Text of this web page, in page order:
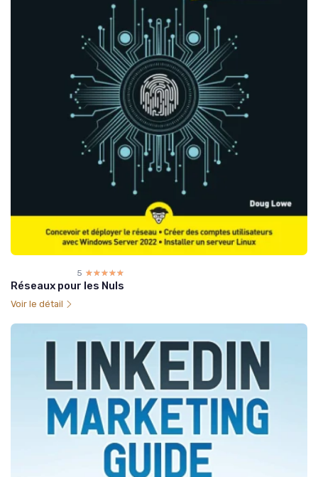
5 ☆☆☆☆☆
★★★★★
Réseaux pour les Nuls
Voir le détail